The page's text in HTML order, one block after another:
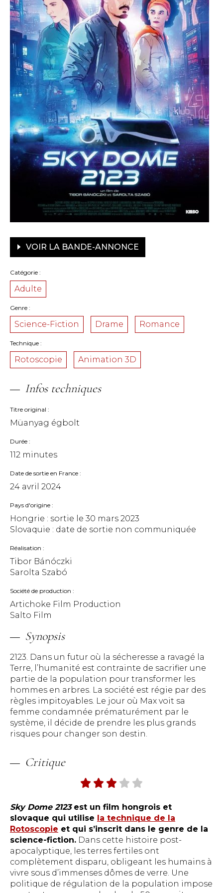
VOIR LA BANDE-ANNONCE
Catégorie
Adulte
Genre
Science-Fiction Drame Romance
Technique
Rotoscopie Animation 3D
Infos techniques
Titre original
Müanyag égbolt
Durée
112 minutes
Date de sortie en France
24 avril 2024
Pays d'origine
Hongrie : sortie le 30 mars 2023
Slovaquie : date de sortie non communiquée
Réalisation
Tibor Bánóczki
Sarolta Szabó
Société de production
Artichoke Film Production
Salto Film
Synopsis
2123. Dans un futur où la sécheresse a ravagé la
Terre, l’humanité est contrainte de sacrifier une
partie de la population pour transformer les
hommes en arbres. La société est régie par des
règles impitoyables. Le jour où Max voit sa
femme condamnée prématurément par le
système, il décide de prendre les plus grands
risques pour changer son destin.
Critique
Sky Dome 2123est un film hongrois et
slovaque qui utilise la technique de la
Rotoscopie et qui s’inscrit dans le genre de la
science-fiction. Dans cette histoire post-
apocalyptique, les terres fertiles ont
complètement disparu, obligeant les humains à
vivre sous d’immenses dômes de verre. Une
politique de régulation de la population impose